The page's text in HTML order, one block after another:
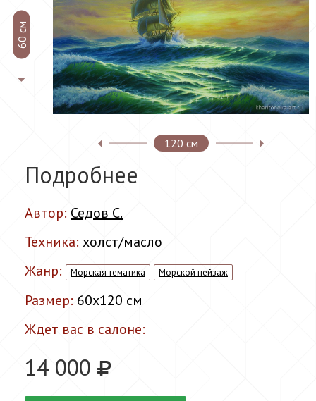
120 см
60 см
Подробнее
Автор: Седов С.
Техника: холст/масло
Жанр:
Морская тематика Морской пейзаж
Размер: 60x120 см
Ждет вас в салоне:
14 000